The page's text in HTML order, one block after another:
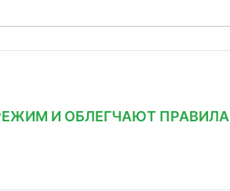
И ОБЛЕГЧАЮТ ПРАВИЛА